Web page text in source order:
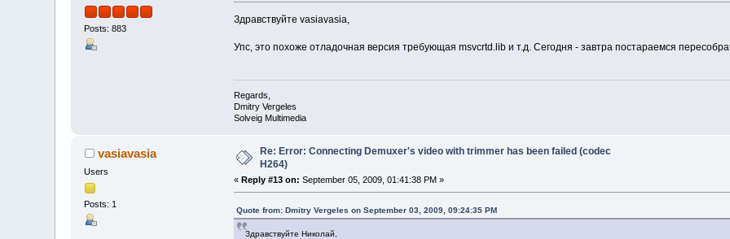
Posts: 883
Здравствуйте vasiavasia,
Упс, это похоже отладочная версия требующая msvcrtd.lib и т.д. Сегодня - завтра постараемся
Regards,
Dmitry Vergeles
Solveig Multimedia
vasiavasia
Users
Posts: 1
Re: Error: Connecting Demuxer's video with trimmer has been failed (codec
H264)
« Reply #13 on: September 05, 2009, 01:41:38 PM »
Quote from: Dmitry Vergeles on September 03, 2009, 09:24:35 PM
Здравствуйте Николай,